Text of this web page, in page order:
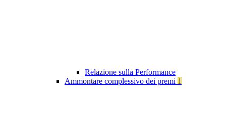
Relazione sulla Performance
Ammontare complessivo dei premi 1